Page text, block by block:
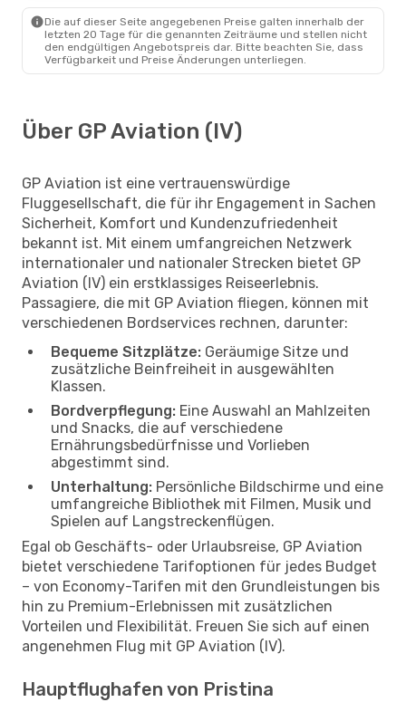
Die auf dieser Seite angegebenen Preise galten innerhalb der
letzten 20 Tage für die genannten Zeiträume und stellen nicht
den endgültigen Angebotspreis dar. Bitte beachten Sie, dass
Verfügbarkeit und Preise Änderungen unterliegen.
Über GP Aviation (IV)
GP Aviation ist eine vertrauenswürdige
Fluggesellschaft, die für ihr Engagement in Sachen
Sicherheit, Komfort und Kundenzufriedenheit
bekannt ist. Mit einem umfangreichen Netzwerk
internationaler und nationaler Strecken bietet GP
Aviation (IV) ein erstklassiges Reiseerlebnis.
Passagiere, die mit GP Aviation fliegen, können mit
verschiedenen Bordservices rechnen, darunter:
Bequeme Sitzplätze: Geräumige Sitze und
zusätzliche Beinfreiheit in ausgewählten
Klassen.
Bordverpflegung: Eine Auswahl an Mahlzeiten
und Snacks, die auf verschiedene
Ernährungsbedürfnisse und Vorlieben
abgestimmt sind.
Unterhaltung: Persönliche Bildschirme und eine
umfangreiche Bibliothek mit Filmen, Musik und
Spielen auf Langstreckenflügen.
Egal ob Geschäfts- oder Urlaubsreise, GP Aviation
bietet verschiedene Tarifoptionen für jedes Budget
– von Economy-Tarifen mit den Grundleistungen bis
hin zu Premium-Erlebnissen mit zusätzlichen
Vorteilen und Flexibilität. Freuen Sie sich auf einen
angenehmen Flug mit GP Aviation (IV).
Hauptflughafen von Pristina